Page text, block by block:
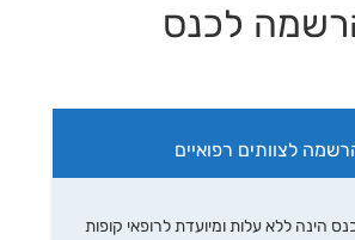
לכנס
לצוותים רפואיים
הינה ללא עלות ומיועדת לרופאי קופות